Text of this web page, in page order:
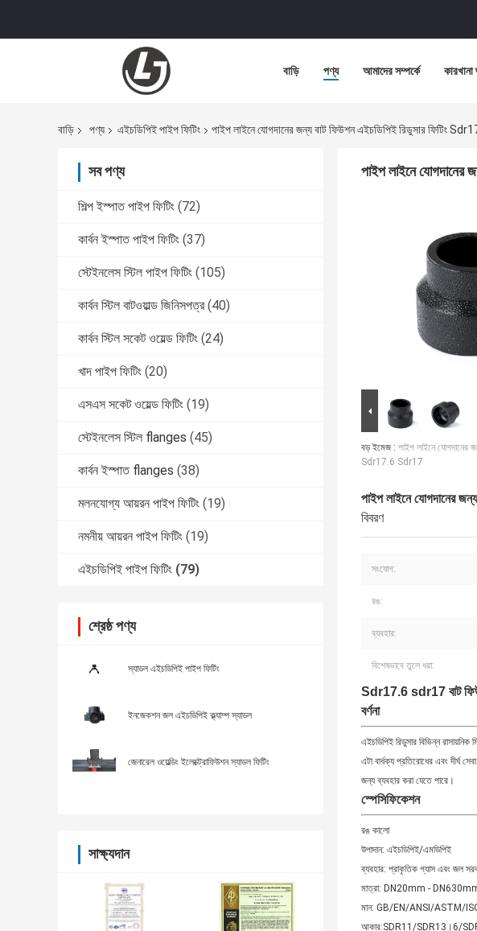
বাড়ি পণ্য আমাদের সম্পর্কে
বাড়ি পণ্য এইচডিপিই পাইপ ফিটিং পাইপ লাইনে যোগদানের জন্য বাট ফিউশন এইচডিপিই রিডুসার ফিটিং
সব পণ্য
শিল্প ইস্পাত পাইপ ফিটিং (72)
কার্বন ইস্পাত পাইপ ফিটিং (37)
স্টেইনলেস স্টিল পাইপ ফিটিং (105)
কার্বন স্টিল বাটওয়াল্ড জিনিসপত্র (40)
কার্বন স্টিল সকেট ওয়েল্ড ফিটিং (24)
খাদ পাইপ ফিটিং (20)
এসএস সকেট ওয়েল্ড ফিটিং (19)
স্টেইনলেস স্টিল flanges (45)
কার্বন ইস্পাত flanges (38)
মলনযোগ্য আয়রন পাইপ ফিটিং (19)
নমনীয় আয়রন পাইপ ফিটিং (19)
এইচডিপিই পাইপ ফিটিং (79)
শ্রেষ্ঠ পণ্য
স্যাডল এইচডিপিই পাইপ ফিটিং
ইনজেকশন জল এইচডিপিই ক্ল্যাম্প স্যাডল
জেনারেল ওয়েল্ডিং ইলেক্ট্রোফিউশন স্যাডল ফিটিং
সাক্ষ্যদান
পাইপ লাইনে
বড় ইমেজ : পাইপ লাইনে যোগদানের
Sdr17.6 Sdr17
পাইপ লাইনে যোগদানের
বিবরণ
সংযোগ:
রঙ:
ব্যবহার:
বিশেষভাবে তুলে ধরা:
Sdr17.6 sdr17 বাট
বর্ণনা
এইচডিপিই রিডুসার বিভিন্ন রাসায়নিক
এটা বার্ধক্য প্রতিরোধের এবং দীর্ঘ
জন্য ব্যবহার করা যেতে পারে।
স্পেসিফিকেশন
রঙ কালো
উপাদান: এইচডিপিই/এমডিপিই
ব্যবহার: প্রাকৃতিক গ্যাস এবং জল
মাত্রা: DN20mm -
মান: GB/EN/ANSI/ASTM/
আকার:SDR11/SDR13।6/